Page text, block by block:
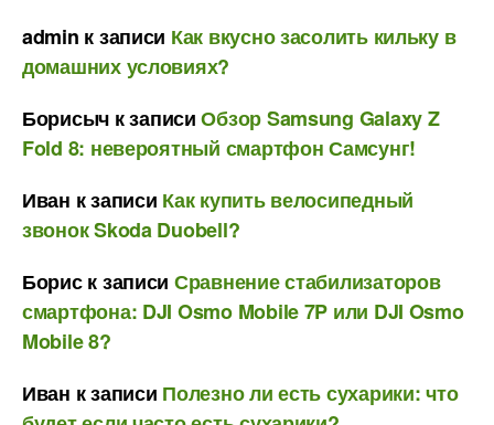
admin к записи Как вкусно засолить кильку в
домашних условиях?
Борисыч к записиОбзор Samsung Galaxy Z
Fold 8: невероятный смартфон Самсунг!
Иван к записи Как купить велосипедный
звонок Skoda Duobell?
Бориск записи Сравнение стабилизаторов
смартфона: DJI Osmo Mobile 7P или DJI Osmo
Mobile 8?
Иван к записи Полезно ли есть сухарики: что